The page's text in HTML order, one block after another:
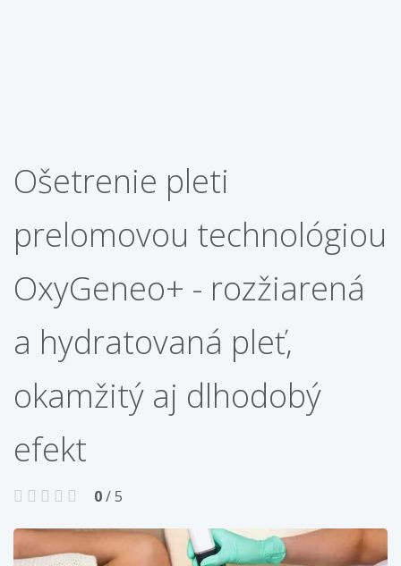
Ošetrenie pleti
prelomovou technológiou
OxyGeneo+ - rozžiarená
a hydratovaná pleť,
okamžitý aj dlhodobý
efekt
0/ 5